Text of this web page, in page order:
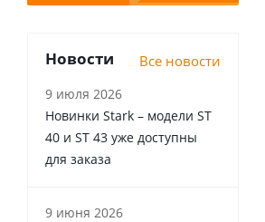
Новости Все новости
9 июля 2026
Новинки Stark – модели ST
40 и ST 43 уже доступны
для заказа
9 июня 2026